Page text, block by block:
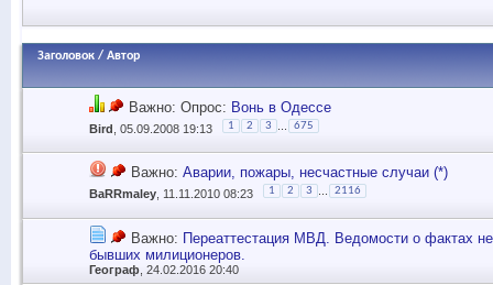
Заголовок / Автор
Важно: Опрос: Вонь в Одессе
Bird , 05.09.2008 19:13 1 2 3 675
Важно: Аварии, пожары, несчастные случаи (*)
BaRRmaley , 11.11.2010 08:23 1 2 3 2116
Важно: Переаттестация МВД. Ведомости о фактах
бывших милиционеров.
Географ , 24.02.2016 20:40